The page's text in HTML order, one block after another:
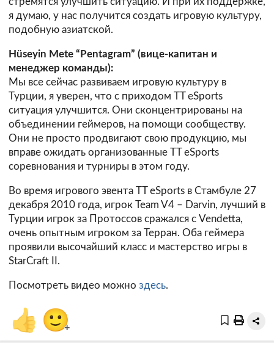
я думаю, у нас получится создать игровую культуру,
подобную азиатской.
Hüseyin Mete “Pentagram” (вице-капитан и
менеджер команды):
Мы все сейчас развиваем игровую культуру в
Турции, я уверен, что с приходом TT eSports
ситуация улучшится. Они сконцентрированы на
объединении геймеров, на помощи сообществу.
Они не просто продвигают свою продукцию, мы
вправе ожидать организованные TT eSports
соревнования и турниры в этом году.
Во время игрового эвента TT eSports в Стамбуле 27
декабря 2010 года, игрок Team V4 – Darvin, лучший в
Турции игрок за Протоссов сражался с Vendetta,
очень опытным игроком за Терран. Оба геймера
проявили высочайший класс и мастерство игры в
StarCraft II.
Посмотреть видео можно здесь.
👍 🙂+